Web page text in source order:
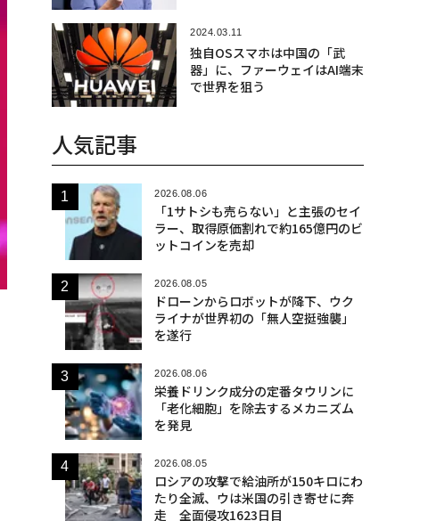
2024.03.11
独自OSスマホは中国の「武
器」に、ファーウェイはAI端末
で世界を狙う
人気記事
2026.08.06
「1サトシも売らない」と主張のセイ
ラー、取得原価割れで約165億円のビ
ットコインを売却
2026.08.05
ドローンからロボットが降下、ウク
ライナが世界初の「無人空挺強襲」
を遂行
2026.08.06
栄養ドリンク成分の定番タウリンに
「老化細胞」を除去するメカニズム
を発見
2026.08.05
ロシアの攻撃で給油所が150キロにわ
たり全滅、ウは米国の引き寄せに奔
走 全面侵攻1623日目